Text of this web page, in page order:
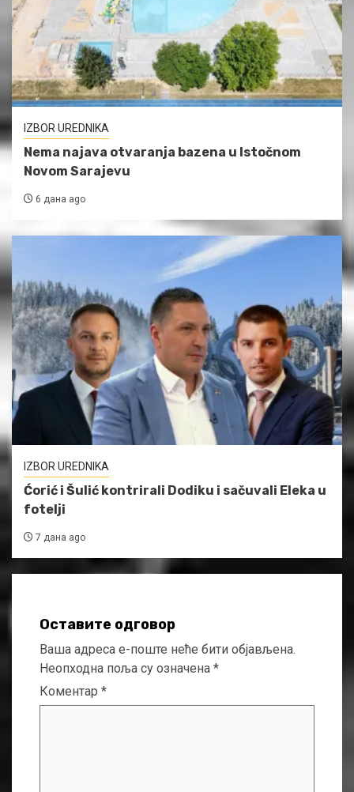
IZBOR UREDNIKA
Nema najava otvaranja bazena u Istočnom
Novom Sarajevu
6 дана ago
IZBOR UREDNIKA
Ćorić i Šulić kontrirali Dodiku i sačuvali Eleka u
fotelji
7 дана ago
Оставите одговор
Ваша адреса е-поште неће бити објављена.
Неопходна поља су означена *
Коментар *